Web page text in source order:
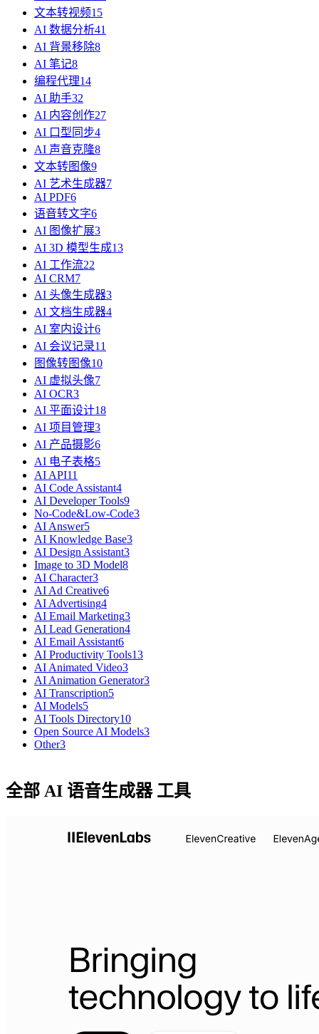
文本转视频15
AI 数据分析41
AI 背景移除8
AI 笔记8
编程代理14
AI 助手32
AI 内容创作27
AI 口型同步4
AI 声音克隆8
文本转图像9
AI 艺术生成器7
AI PDF6
语音转文字6
AI 图像扩展3
AI 3D 模型生成13
AI 工作流22
AI CRM7
AI 头像生成器3
AI 文档生成器4
AI 室内设计6
AI 会议记录11
图像转图像10
AI 虚拟头像7
AI OCR3
AI 平面设计18
AI 项目管理3
AI 产品摄影6
AI 电子表格5
AI API11
AI Code Assistant4
AI Developer Tools9
No-Code&Low-Code3
AI Answer5
AI Knowledge Base3
AI Design Assistant3
Image to 3D Model8
AI Character3
AI Ad Creative6
AI Advertising4
AI Email Marketing3
AI Lead Generation4
AI Email Assistant6
AI Productivity Tools13
AI Animated Video3
AI Animation Generator3
AI Transcription5
AI Models5
AI Tools Directory10
Open Source AI Models3
Other3
全部 AI 语音生成器 工具